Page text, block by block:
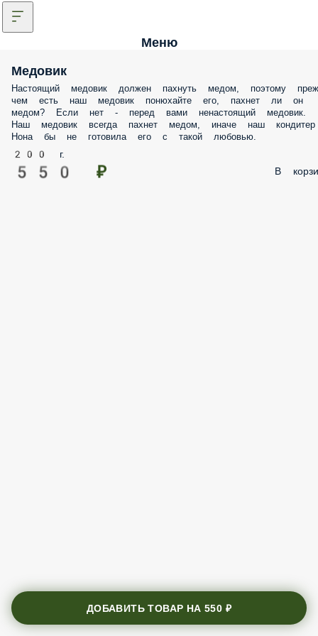
Меню
Медовик
Настоящий медовик должен пахнуть медом, поэтому
прежде чем есть наш медовик понюхайте его, пахнет
ли он медом? Если нет - перед вами ненастоящий
медовик. Наш медовик всегда пахнет медом, иначе
кондитер Нона бы не готовила его с такой
200 г.
550 ₽ В
ДОБАВИТЬ ТОВАР НА550 ₽